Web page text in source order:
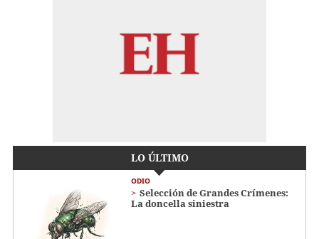
LO ÚLTIMO
ODIO
Selección de Grandes Crímenes:
La doncella siniestra